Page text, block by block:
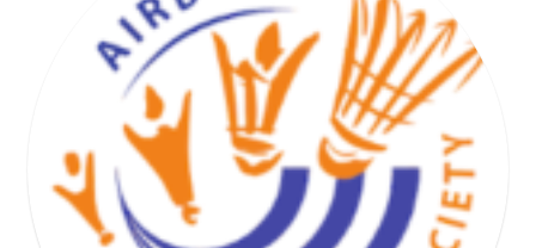
BASKET HAND VOLLEY SOCIETY